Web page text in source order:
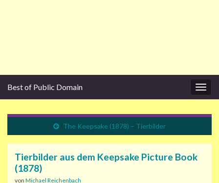
Best of Public Domain
The Keepsake (1878) – Tierbilder
Tierbilder aus dem Keepsake Picture Book
(1878)
von Michael Reichenbach